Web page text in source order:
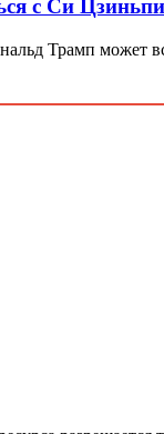
с Си
Трамп может